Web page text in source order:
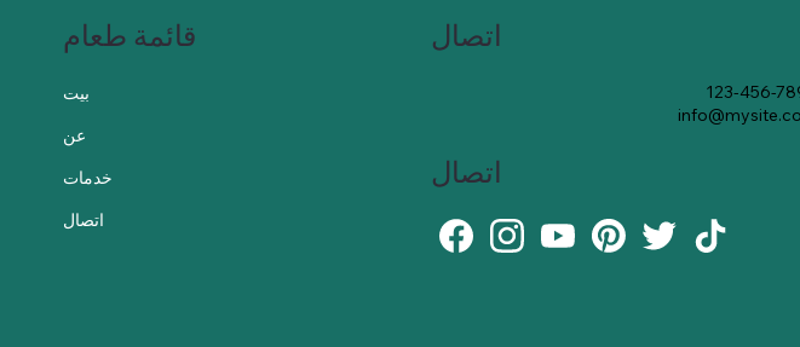
قائمة طعام
بيت
عن
خدمات
اتصال
اتصال
123-456-
اتصال